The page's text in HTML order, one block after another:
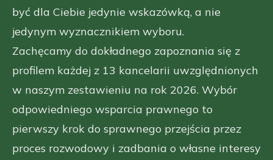
być dla Ciebie jedynie wskazówką, a nie
jedynym wyznacznikiem wyboru.
Zachęcamy do dokładnego zapoznania się z
profilem każdej z 13 kancelarii uwzględnionych
w naszym zestawieniu na rok 2026. Wybór
odpowiedniego wsparcia prawnego to
pierwszy krok do sprawnego przejścia przez
proces rozwodowy i zadbania o własne interesy